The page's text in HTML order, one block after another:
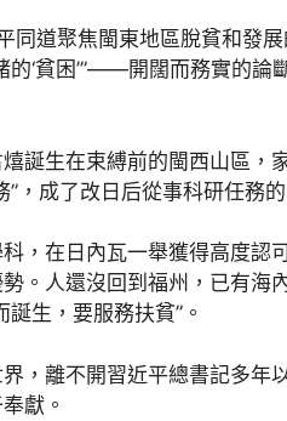
同道聚焦閩東地區脫貧和發
‘貧困’”——開闊而務實的論
誕生在束縛前的閩西山區，
，成了改日后從事科研任務的
，在日內瓦一舉獲得高度認
人還沒回到福州，已有海
生，要服務扶貧”。
，離不開習近平總書記多年
獻。